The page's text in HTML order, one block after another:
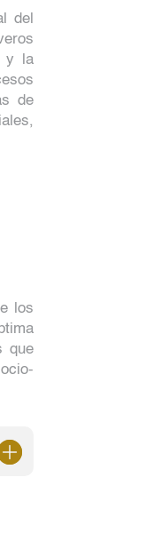
del
y la
de
los
que